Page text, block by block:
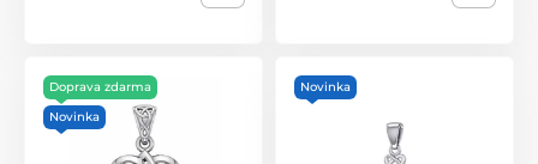
Doprava zdarma
Novinka
Novinka